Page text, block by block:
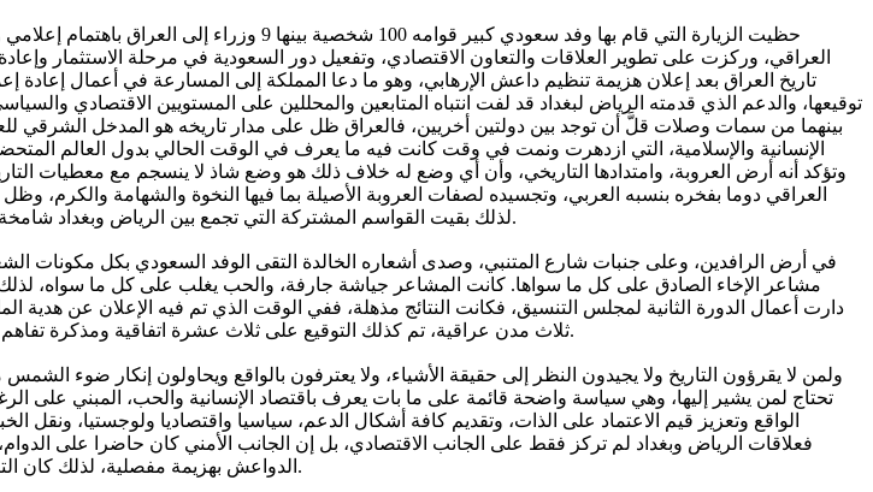
حظيت الزيارة التي قام بها وفد سعودي كبير
العراقي، وركزت على تطوير العلاقات والتعاون الاقتصادي، وتفعيل دور السعودية في مرحلة الاستثمار
تاريخ العراق بعد إعلان هزيمة تنظيم داعش الإرهابي، وهو ما دعا المملكة إلى المسارعة في أعمال إعادة
توقيعها، والدعم الذي قدمته الرياض لبغداد قد لفت انتباه المتابعين والمحللين على المستويين الاقتصادي
بينهما من سمات وصلات قلَّ أن توجد بين دولتين أخريين، فالعراق ظل على مدار تاريخه هو المدخل الشرقي
الإنسانية والإسلامية، التي ازدهرت ونمت في وقت كانت فيه ما يعرف في الوقت الحالي بدول العالم
وتؤكد أنه أرض العروبة، وامتدادها التاريخي، وأن أي وضع له خلاف ذلك هو وضع شاذ لا ينسجم مع معطيات
العراقي دوما بفخره بنسبه العربي، وتجسيده لصفات العروبة الأصيلة بما فيها النخوة والشهامة والكرم،
لذلك بقيت القواسم المشتركة التي تجمع بين الرياض وبغداد شامخة باقية، مثل الجوار الرابط، والانتماء العربي، والدين الواحد، والمصالح المشتركة، والعدو المعروف.
في أرض الرافدين، وعلى جنبات شارع المتنبي، وصدى أشعاره الخالدة التقى الوفد السعودي بكل
مشاعر الإخاء الصادق على كل ما سواها. كانت المشاعر جياشة جارفة، والحب يغلب على كل ما سواه،
دارت أعمال الدورة الثانية لمجلس التنسيق، فكانت النتائج مذهلة، ففي الوقت الذي تم فيه الإعلان عن هدية
ثلاث مدن عراقية، تم كذلك التوقيع على ثلاث عشرة اتفاقية ومذكرة تفاهم بين الجانبين، وإتاحة الفرصة للسعوديين للاستثمار في العراق بما يبلغ عدده 189 فرصة استثمارية.
ولمن لا يقرؤون التاريخ ولا يجيدون النظر إلى حقيقة الأشياء، ولا يعترفون بالواقع ويحاولون إنكار ضوء
تحتاج لمن يشير إليها، وهي سياسة واضحة قائمة على ما بات يعرف باقتصاد الإنسانية والحب، المبني على
الواقع وتعزيز قيم الاعتماد على الذات، وتقديم كافة أشكال الدعم، سياسيا واقتصاديا ولوجستيا،
فعلاقات الرياض وبغداد لم تركز فقط على الجانب الاقتصادي، بل إن الجانب الأمني كان حاضرا على
الدواعش بهزيمة مفصلية، لذلك كان التنسيق ضرورة ملحة لضمان عدم عودة التطرف والإرهاب مرة أخرى، تحت أي شكل وبأي مسمى.